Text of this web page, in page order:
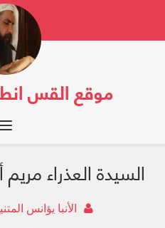
موقع القس
السيدة العذراء
الأنبا يؤانس